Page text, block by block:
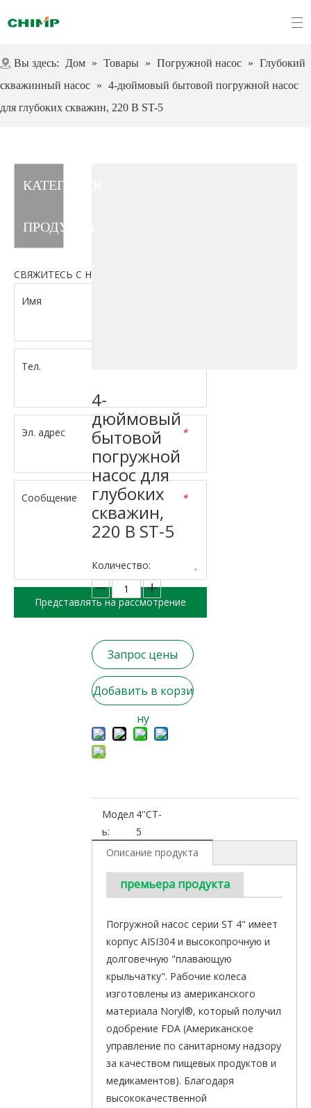
Вы здесь: Дом » Товары » Погружной насос » Глубокий
скважинный насос » 4-дюймовый бытовой погружной насос
для глубоких скважин, 220 В ST-5
КАТЕГОРИЯ
ПРОДУКТА
СВЯЖИТЕСЬ С НАМИ
Имя
Тел.
*
Эл. адрес
*
Сообщение
Представлять на рассмотрение
4-
дюймовый
бытовой
погружной
насос для
глубоких
скважин,
220 В ST-5
Количество:
Запрос цены
Добавить в корзи
ну
Модел
ь:
4''СТ-
5
Описание продукта
премьера продукта
Погружной насос серии ST 4" имеет
корпус AISI304 и высокопрочную и
долговечную "плавающую
крыльчатку". Рабочие колеса
изготовлены из американского
материала Noryl®, который получил
одобрение FDA (Американское
управление по санитарному надзору
за качеством пищевых продуктов и
медикаментов). Благодаря
высококачественной